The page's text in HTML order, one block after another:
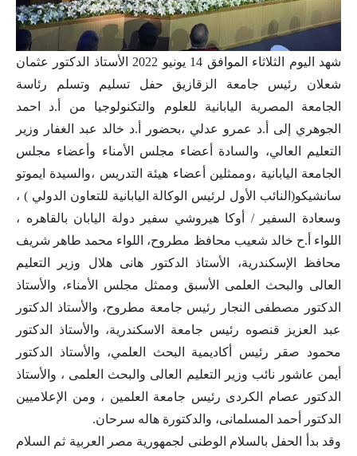
شهد اليوم الثلاثاء الموافق 14 يونيو 2022 الأستاذ الدكتور عثمان
شعلان رئيس جامعة الزقازيق حفل تسليم وتسلم رئاسة
الجامعة المصرية اليابانية للعلوم والتكنولوجيا من أ.د احمد
الجوهري إلى أ.د عمرو عدلي ،بحضور أ.د خالد عبد الغفار وزير
التعليم العالي، والسادة أعضاء مجلس الأمناء وأعضاء مجلس
الجامعة اليابانية ،وممثلين أعضاء هيئة التدريس ،والسيدة ايموتو
سانشيكو(النائب الأول لرئيس الوكالة اليابانية للتعاون الدولي ) ،
وسعادة السفير / أوكا هيروشي سفير دولة اليابان بالقاهره ،
اللواء أ.ح خالد شعيب محافظ مطروح، اللواء محمد طاهر شريف
محافظ الإسكندرية، الأستاذ الدكتور هانى هلال وزير التعليم
العالى والبحث العلمى الأسبق وممثل مجلس الأمناء، والأستاذ
الدكتور مصطفى النجار رئيس جامعة مطروح، والأستاذ الدكتور
عبد العزيز قنصوه رئيس جامعة الاسكندرية، والأستاذ الدكتور
محمود صقر رئيس أكاديمية البحث العلمي، والأستاذ الدكتور
أيمن عاشور نائب وزير التعليم العالى والبحث العلمى ، والأستاذ
الدكتور عصام الكردى رئيس جامعة العلمين ، ومن الإعلاميين
الدكتور أحمد المسلمانى، والدكتورة هاله سرحان.
وقد بدأ الحفل بالسلام الوطنى لجمهورية مصر العربية ثم السلام